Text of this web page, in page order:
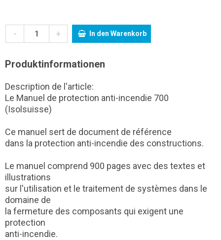
- + In den Warenkorb
Produktinformationen
Description de l'article:
Le Manuel de protection anti-incendie 700
(Isolsuisse)
Ce manuel sert de document de référence
dans la protection anti-incendie des constructions.
Le manuel comprend 900 pages avec des textes et
illustrations
sur l'utilisation et le traitement de systèmes dans le
domaine de
la fermeture des composants qui exigent une
protection
anti-incendie.